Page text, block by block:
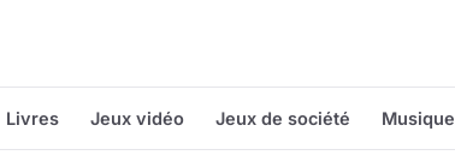
Livres Jeux vidéo Jeux de société Musique